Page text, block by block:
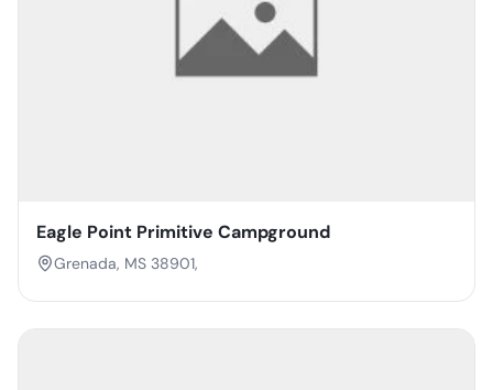
Eagle Point Primitive Campground
Grenada, MS 38901,